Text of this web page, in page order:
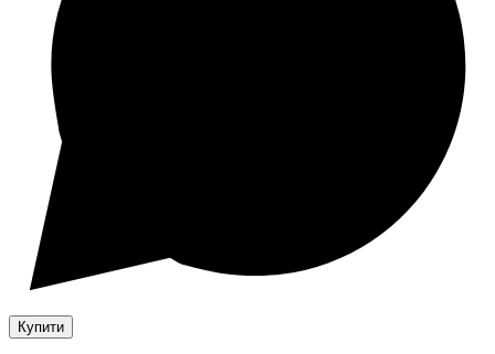
Купити